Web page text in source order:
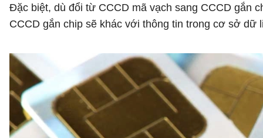
Đặc biệt, dù đổi từ CCCD mã vạch sang CCCD gắn
CCCD gắn chip sẽ khác với thông tin trong cơ sở dữ